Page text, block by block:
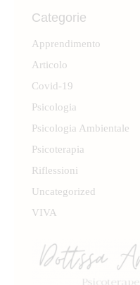
Categorie
Apprendimento
Articolo
Covid-19
Psicologia
Psicologia Ambientale
Psicoterapia
Riflessioni
Uncategorized
VIVA